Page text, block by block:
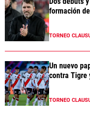
formación
TORNEO
Un nuevo
contra Tigre
TORNEO